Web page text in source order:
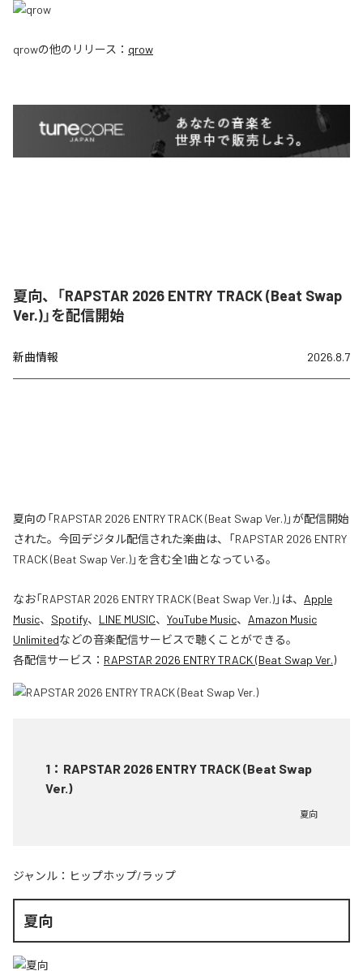
qrowの他のリリース： qrow
夏向、「RAPSTAR 2026 ENTRY TRACK (Beat Swap
Ver.)」を配信開始
新曲情報 2026.8.7
夏向の「RAPSTAR 2026 ENTRY TRACK (Beat Swap Ver.)」が配信開始
された。今回デジタル配信された楽曲は、「RAPSTAR 2026 ENTRY
TRACK (Beat Swap Ver.)」を含む全1曲となっている。
なお「RAPSTAR 2026 ENTRY TRACK (Beat Swap Ver.)」は、 Apple
Music、 Spotify、 LINE MUSIC、 YouTube Music、 Amazon Music
Unlimitedなどの音楽配信サービスで聴くことができる。
各配信サービス： RAPSTAR 2026 ENTRY TRACK (Beat Swap Ver.)
1 ： RAPSTAR 2026 ENTRY TRACK (Beat Swap
Ver.)
夏向
ジャンル： ヒップホップ/ラップ
夏向